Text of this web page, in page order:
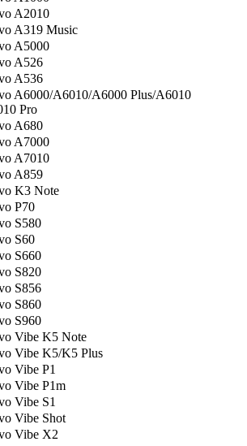
A2010
A319 Music
A5000
A526
A536
A6000/A6010/A6000 Plus/A6010
Pro
A680
A7000
A7010
A859
K3 Note
P70
S580
S60
S660
S820
S856
S860
S960
Vibe K5 Note
Vibe K5/K5 Plus
Vibe P1
Vibe P1m
Vibe S1
Vibe Shot
Vibe X2